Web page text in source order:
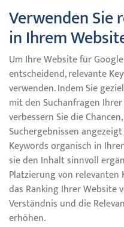
Verwenden Sie
in Ihrem
Um Ihre Website für
entscheidend, relevante
verwenden. Indem Sie
mit den Suchanfragen
verbessern Sie die
Suchergebnissen
Keywords organisch in
sie den Inhalt sinnvoll
Platzierung von
das Ranking Ihrer Website
Verständnis und die
erhöhen.